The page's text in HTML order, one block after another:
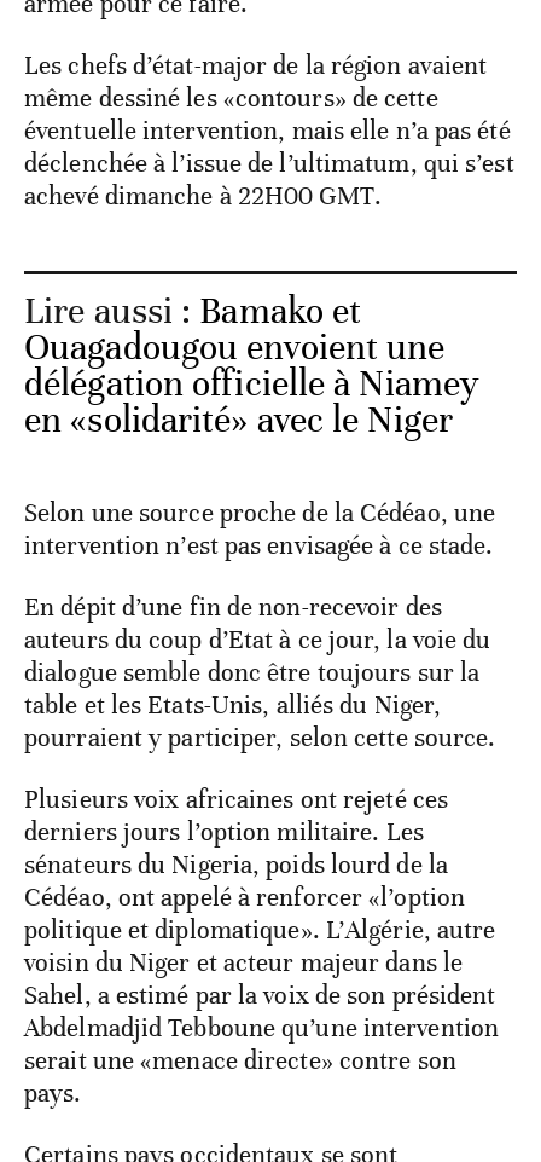
Les chefs d’état-major de la région avaient
même dessiné les «contours» de cette
éventuelle intervention, mais elle n’a pas été
déclenchée à l’issue de l’ultimatum, qui s’est
achevé dimanche à 22H00 GMT.
Lire aussi : Bamako et
Ouagadougou envoient une
délégation officielle à Niamey
en «solidarité» avec le Niger
Selon une source proche de la Cédéao, une
intervention n’est pas envisagée à ce stade.
En dépit d’une fin de non-recevoir des
auteurs du coup d’Etat à ce jour, la voie du
dialogue semble donc être toujours sur la
table et les Etats-Unis, alliés du Niger,
pourraient y participer, selon cette source.
Plusieurs voix africaines ont rejeté ces
derniers jours l’option militaire. Les
sénateurs du Nigeria, poids lourd de la
Cédéao, ont appelé à renforcer «l’option
politique et diplomatique». L’Algérie, autre
voisin du Niger et acteur majeur dans le
Sahel, a estimé par la voix de son président
Abdelmadjid Tebboune qu’une intervention
serait une «menace directe» contre son
pays.
Certains pays occidentaux se sont